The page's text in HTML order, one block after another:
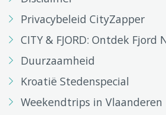
Privacybeleid CityZapper
CITY & FJORD: Ontdek Fjord
Duurzaamheid
Kroatië Stedenspecial
Weekendtrips in Vlaanderen